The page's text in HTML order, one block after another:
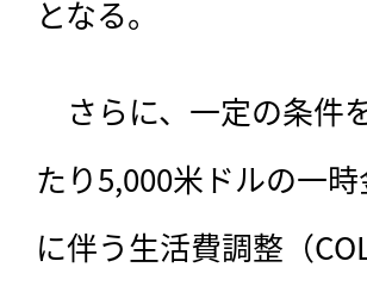
となる。
さらに、一定の条件
たり5,000米ドルの一
に伴う生活費調整（